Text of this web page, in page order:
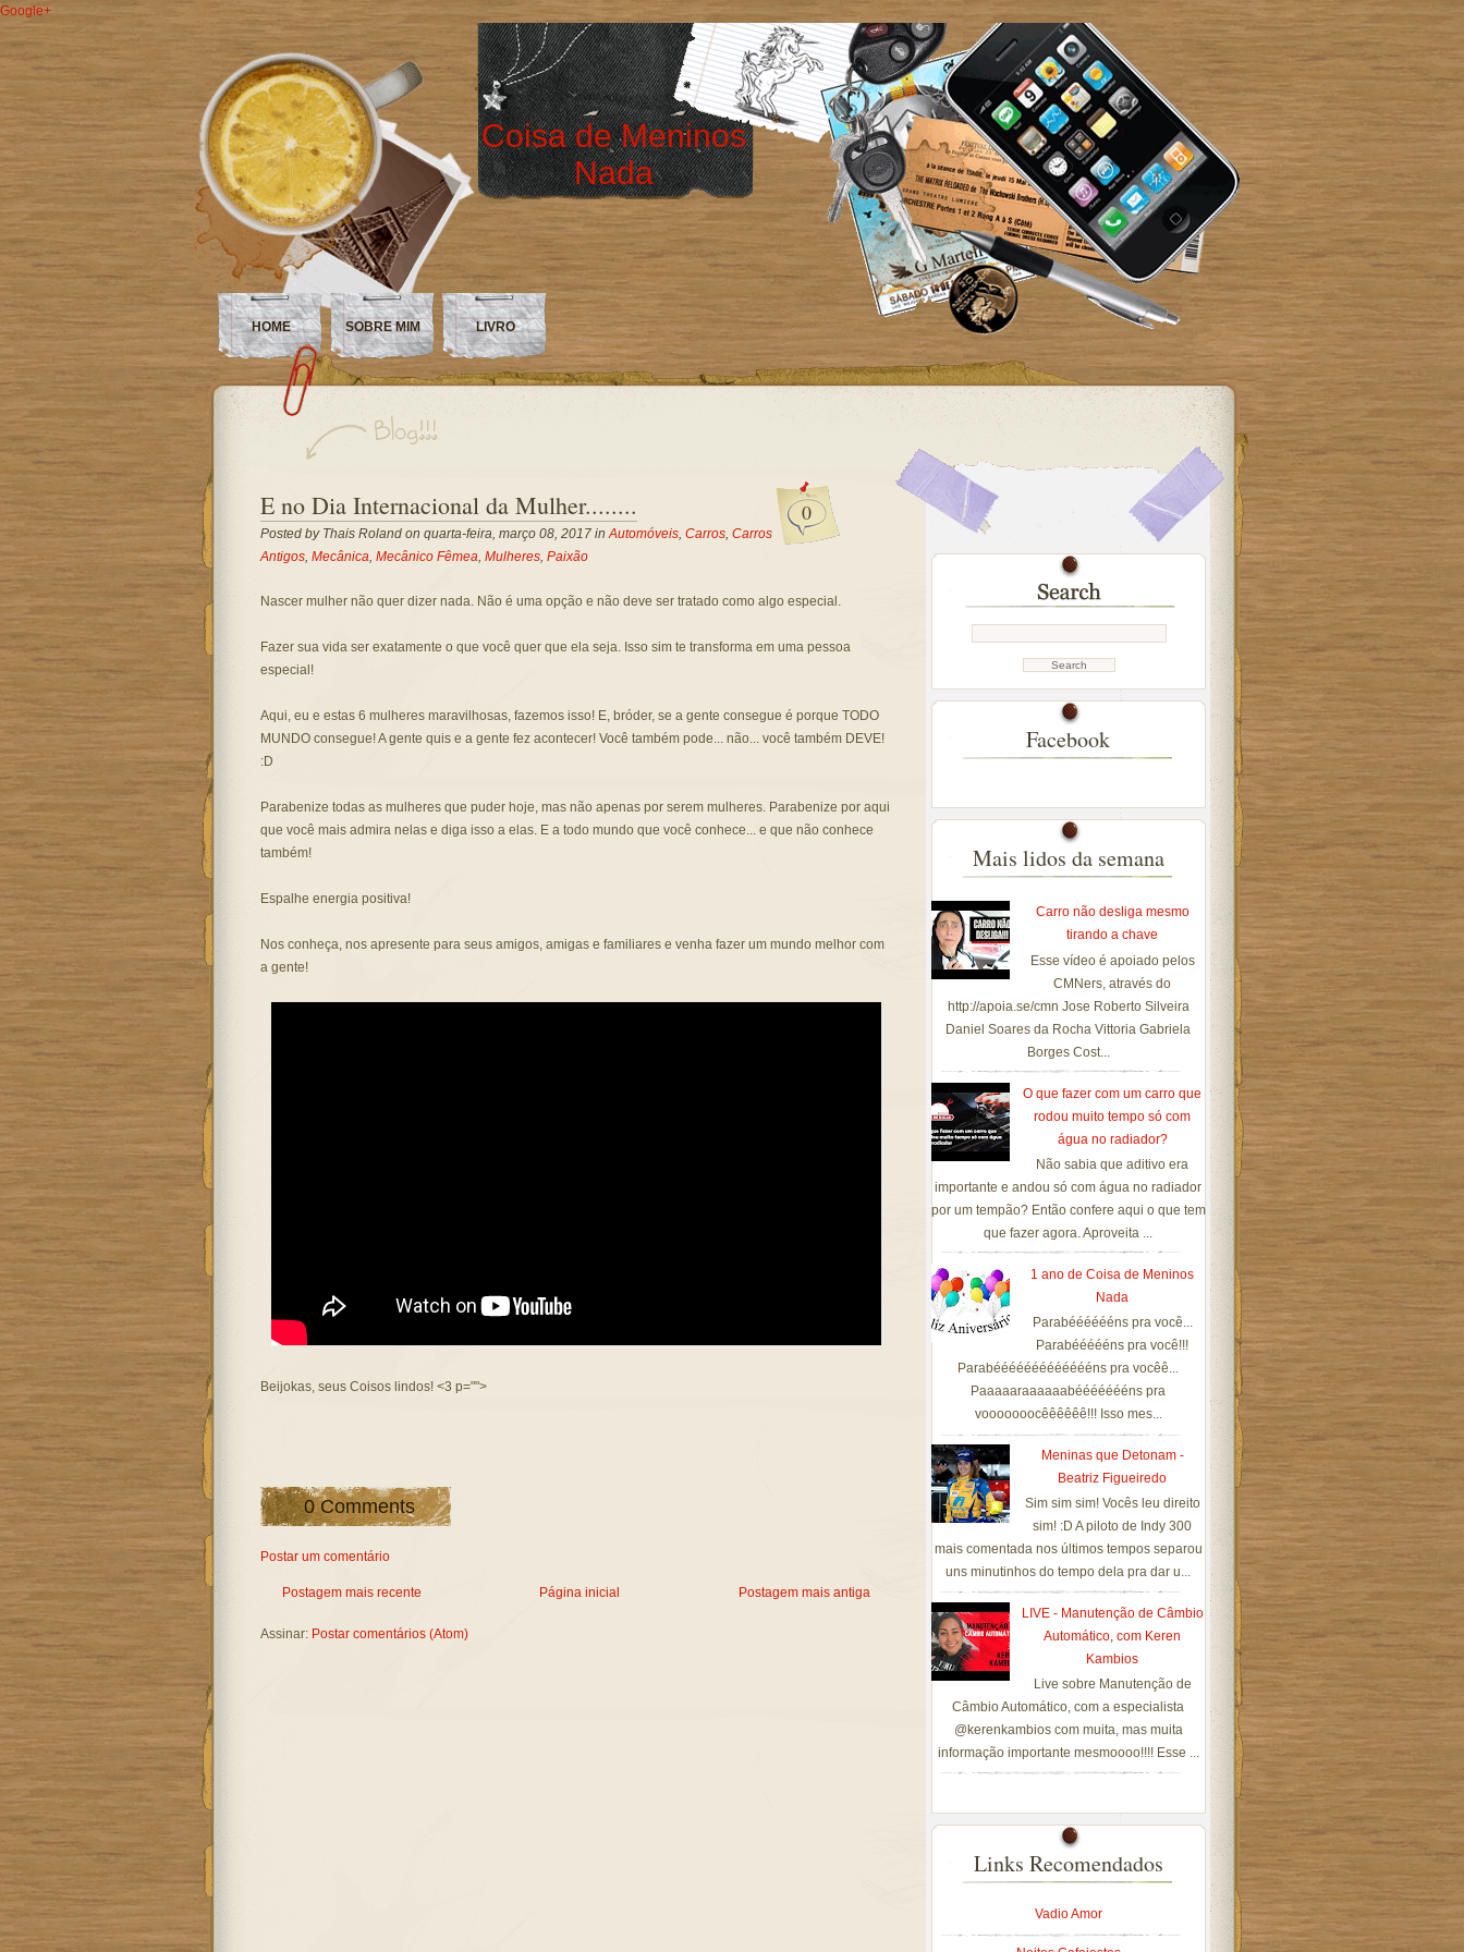
Google+
Coisa de Meninos
Nada
HOME SOBRE MIM LIVRO
0
E no Dia Internacional da Mulher........
Posted by Thais Rolandon quarta-feira, março 08, 2017 inAutomóveis, Carros, Carros
Antigos, Mecânica, Mecânico Fêmea, Mulheres, Paixão
Nascer mulher não quer dizer nada. Não é uma opção e não deve ser tratado como algo especial.
Fazer sua vida ser exatamente o que você quer que ela seja. Isso sim te transforma em uma pessoa
especial!
Aqui, eu e estas 6 mulheres maravilhosas, fazemos isso! E, bróder, se a gente consegue é porque TODO
MUNDO consegue! A gente quis e a gente fez acontecer! Você também pode... não... você também DEVE!
:D
Parabenize todas as mulheres que puder hoje, mas não apenas por serem mulheres. Parabenize por aqui
que você mais admira nelas e diga isso a elas. E a todo mundo que você conhece... e que não conhece
também!
Espalhe energia positiva!
Nos conheça, nos apresente para seus amigos, amigas e familiares e venha fazer um mundo melhor com
a gente!
Beijokas, seus Coisos lindos! <3 p="">
0 Comments
Postar um comentário
Postagem mais recente Postagem mais antiga
Página inicial
Assinar: Postar comentários (Atom)
Facebook
Mais lidos da semana
Carro não desliga mesmo
tirando a chave
Esse vídeo é apoiado pelos
CMNers, através do
http://apoia.se/cmn Jose Roberto Silveira
Daniel Soares da Rocha Vittoria Gabriela
Borges Cost...
O que fazer com um carro que
rodou muito tempo só com
água no radiador?
Não sabia que aditivo era
importante e andou só com água no radiador
por um tempão? Então confere aqui o que tem
que fazer agora. Aproveita ...
1 ano de Coisa de Meninos
Nada
Parabééééééns pra você...
Parabéééééns pra você!!!
Parabéééééééééééééns pra vocêê...
Paaaaaraaaaaabéééééééns pra
vooooooocêêêêêê!!! Isso mes...
Meninas que Detonam -
Beatriz Figueiredo
Sim sim sim! Vocês leu direito
sim! :D A piloto de Indy 300
mais comentada nos últimos tempos separou
uns minutinhos do tempo dela pra dar u...
LIVE - Manutenção de Câmbio
Automático, com Keren
Kambios
Live sobre Manutenção de
Câmbio Automático, com a especialista
@kerenkambios com muita, mas muita
informação importante mesmoooo!!!! Esse ...
Links Recomendados
Vadio Amor